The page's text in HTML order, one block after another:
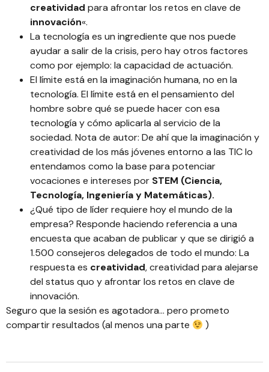
creatividad para afrontar los retos en clave de
innovación«.
La tecnología es un ingrediente que nos puede
ayudar a salir de la crisis, pero hay otros factores
como por ejemplo: la capacidad de actuación.
El límite está en la imaginación humana, no en la
tecnología. El límite está en el pensamiento del
hombre sobre qué se puede hacer con esa
tecnología y cómo aplicarla al servicio de la
sociedad. Nota de autor: De ahí que la imaginación y
creatividad de los más jóvenes entorno a las TIC lo
entendamos como la base para potenciar
vocaciones e intereses por STEM (Ciencia,
Tecnología, Ingeniería y Matemáticas).
¿Qué tipo de líder requiere hoy el mundo de la
empresa? Responde haciendo referencia a una
encuesta que acaban de publicar y que se dirigió a
1.500 consejeros delegados de todo el mundo: La
respuesta es creatividad, creatividad para alejarse
del status quo y afrontar los retos en clave de
innovación.
Seguro que la sesión es agotadora… pero prometo
compartir resultados (al menos una parte
)